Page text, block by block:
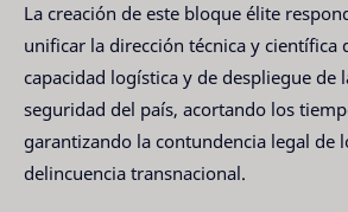
La creación de este bloque élite
unificar la dirección técnica y científica
capacidad logística y de despliegue de
seguridad del país, acortando los
garantizando la contundencia legal de
delincuencia transnacional.